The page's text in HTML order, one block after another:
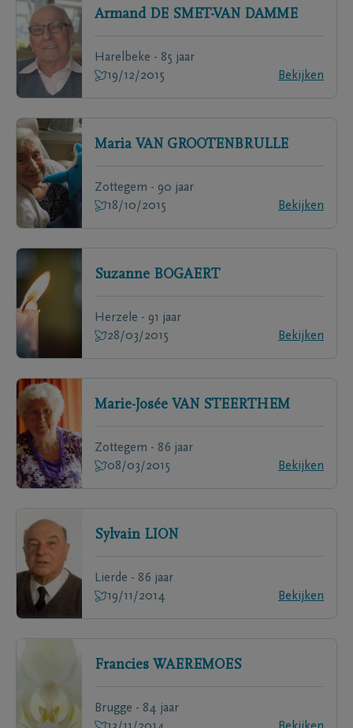
Armand DE SMET-VAN DAMME
Harelbeke - 85 jaar
19/12/2015
Bekijken
Maria VAN GROOTENBRULLE
Zottegem - 90 jaar
18/10/2015
Bekijken
Suzanne BOGAERT
Herzele - 91 jaar
28/03/2015
Bekijken
Marie-Josée VAN STEERTHEM
Zottegem - 86 jaar
08/03/2015
Bekijken
Sylvain LION
Lierde - 86 jaar
19/11/2014
Bekijken
Francies WAEREMOES
Brugge - 84 jaar